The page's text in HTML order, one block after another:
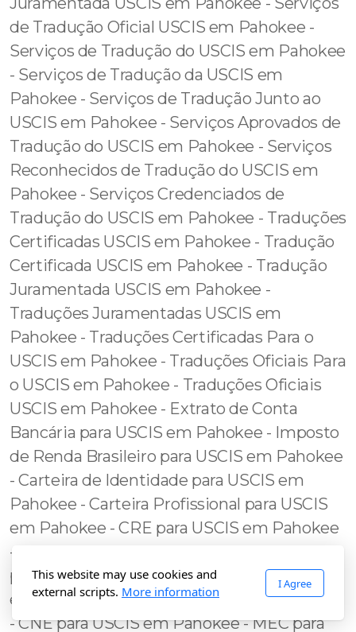
This website may use cookies and
external scripts. More information
I Agree